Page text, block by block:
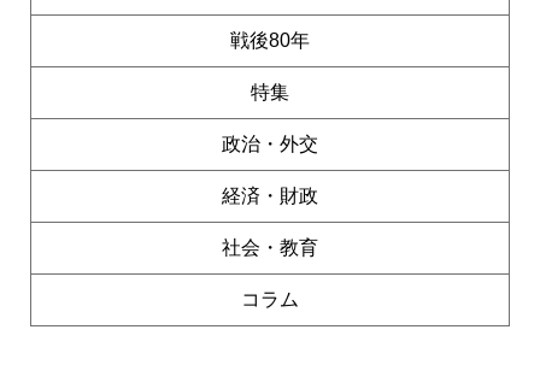
戦後80年
特集
政治・外交
経済・財政
社会・教育
コラム